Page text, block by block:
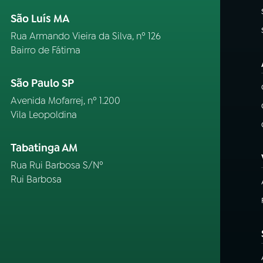
São Luís MA
Rua Armando Vieira da Silva, nº 126
Bairro de Fátima
São Paulo SP
Avenida Mofarrej, nº 1.200
Vila Leopoldina
Tabatinga AM
Rua Rui Barbosa S/Nº
Rui Barbosa